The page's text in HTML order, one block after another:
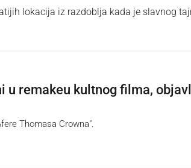
lokacija iz razdoblja kada je slavnog
u remakeu kultnog filma,
Thomasa Crowna".